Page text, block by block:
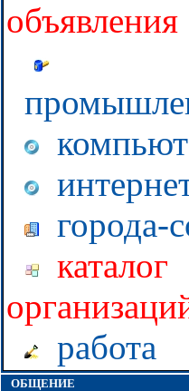
объявления
города-
каталог
работа
ОБЩЕНИЕ